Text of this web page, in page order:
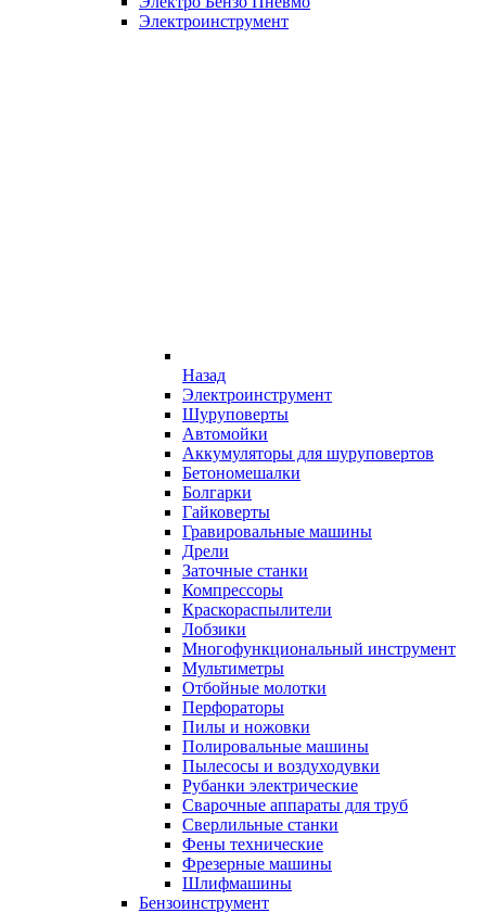
Электроинструмент
Назад
Электроинструмент
Шуруповерты
Автомойки
Аккумуляторы для шуруповертов
Бетономешалки
Болгарки
Гайковерты
Гравировальные машины
Дрели
Заточные станки
Компрессоры
Краскораспылители
Лобзики
Многофункциональный инструмент
Мультиметры
Отбойные молотки
Перфораторы
Пилы и ножовки
Полировальные машины
Пылесосы и воздуходувки
Рубанки электрические
Сварочные аппараты для труб
Сверлильные станки
Фены технические
Фрезерные машины
Шлифмашины
Бензоинструмент